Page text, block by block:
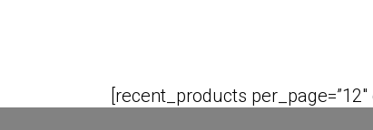
[recent_products per_page=”12″